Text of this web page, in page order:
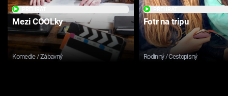
Mezi COOLky
Komedie / Zábavný
Fotr na tripu
Rodinný / Cestopisný